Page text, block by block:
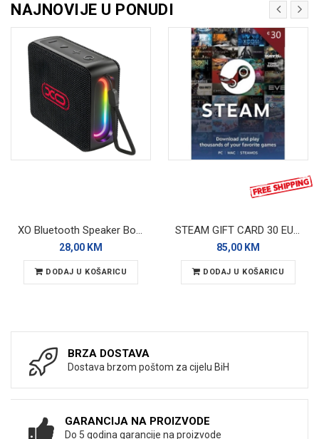
NAJNOVIJE U PONUDI
XO Bluetooth Speaker BoomBox F85 Black RGB
28,00 KM
DODAJ U KOŠARICU
STEAM GIFT CARD 30 EUR - GLOBAL
85,00 KM
DODAJ U KOŠARICU
BRZA DOSTAVA
Dostava brzom poštom za cijelu BiH
GARANCIJA NA PROIZVODE
Do 5 godina garancije na proizvode